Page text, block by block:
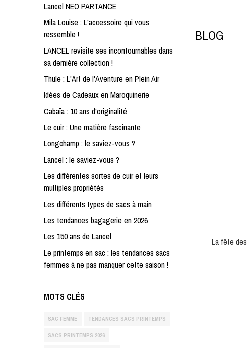
Lancel NEO PARTANCE
Mila Louise : L'accessoire qui vous
ressemble !
LANCEL revisite ses incontournables dans
sa dernière collection !
Thule : L'Art de l'Aventure en Plein Air
Idées de Cadeaux en Maroquinerie
Cabaïa : 10 ans d'originalité
Le cuir : Une matière fascinante
Longchamp : le saviez-vous ?
Lancel : le saviez-vous ?
Les différentes sortes de cuir et leurs
multiples propriétés
Les différents types de sacs à main
Les tendances bagagerie en 2026
Les 150 ans de Lancel
Le printemps en sac : les tendances sacs
femmes à ne pas manquer cette saison !
MOTS CLÉS
SAC FEMME TENDANCES SACS PRINTEMPS
SACS PRINTEMPS 2026
BLOG
La fête